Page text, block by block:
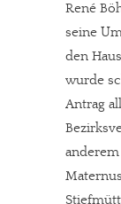
René
seine
den
wurde
Antrag